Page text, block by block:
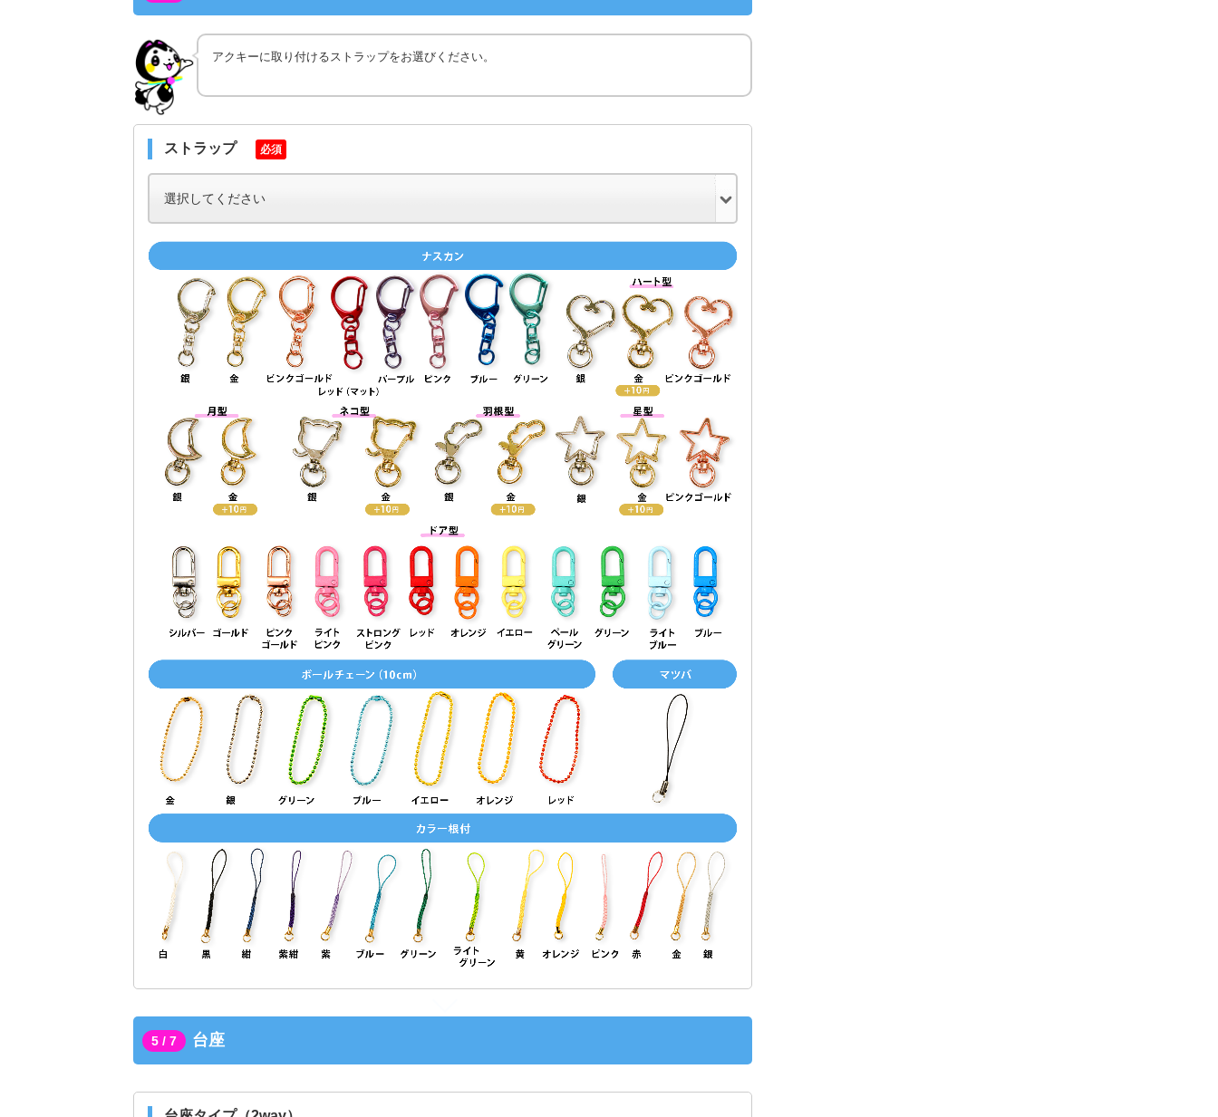
アクキーに取り付けるストラップをお選びください。
ストラップ 必須
5 / 7 台座